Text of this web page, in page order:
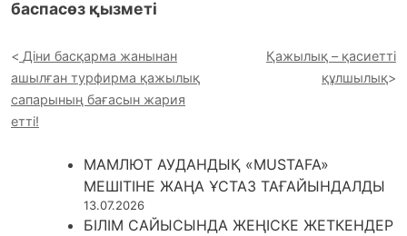
баспасөз қызметі
Діни басқарма жанынан
ашылған турфирма қажылық
сапарының бағасын жария
етті!
Қажылық – қасиетті
құлшылық
МАМЛЮТ АУДАНДЫҚ «MUSTAFA»
МЕШІТІНЕ ЖАҢА ҰСТАЗ ТАҒАЙЫНДАЛДЫ
13.07.2026
БІЛІМ САЙЫСЫНДА ЖЕҢІСКЕ ЖЕТКЕНДЕР